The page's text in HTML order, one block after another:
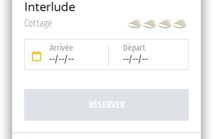
Interlude
Cottage
Arrivée
--/--/--
Départ
--/--/--
RÉSERVER